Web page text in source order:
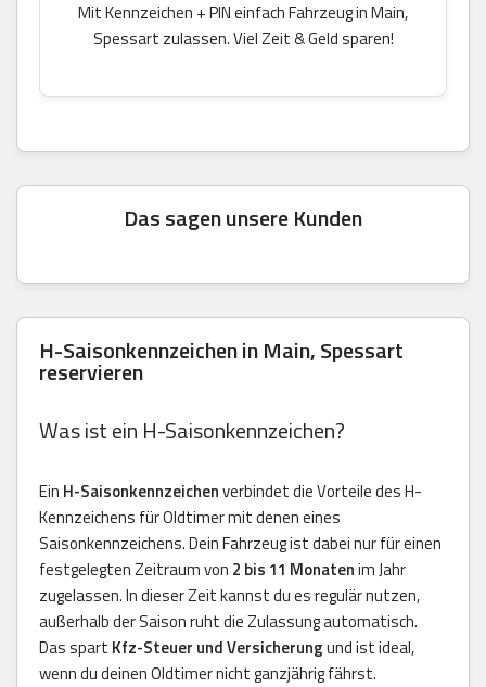
Mit Kennzeichen + PIN einfach Fahrzeug in Main,
Spessart zulassen. Viel Zeit & Geld sparen!
Das sagen unsere Kunden
H-Saisonkennzeichen in Main, Spessart
reservieren
Was ist ein H-Saisonkennzeichen?
Ein H-Saisonkennzeichenverbindet die Vorteile des H-
Kennzeichens für Oldtimer mit denen eines
Saisonkennzeichens. Dein Fahrzeug ist dabei nur für einen
festgelegten Zeitraum von 2 bis 11 Monatenim Jahr
zugelassen. In dieser Zeit kannst du es regulär nutzen,
außerhalb der Saison ruht die Zulassung automatisch.
Das spart Kfz-Steuer und Versicherungund ist ideal,
wenn du deinen Oldtimer nicht ganzjährig fährst.